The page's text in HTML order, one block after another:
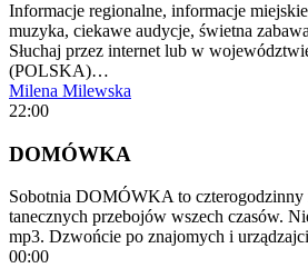
Informacje regionalne, informacje
muzyka, ciekawe audycje, świetna
Słuchaj przez internet lub w
(POLSKA)…
Milena Milewska
22:00
DOMÓWKA
Sobotnia DOMÓWKA to
tanecznych przebojów wszech czasów.
mp3. Dzwońcie po znajomych i
00:00